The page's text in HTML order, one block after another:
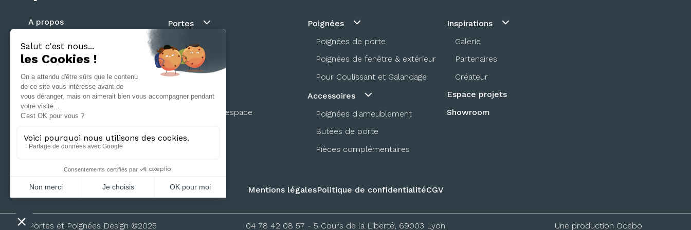
Portes
Battante
Coulissante
Galandage
Séparation d’espace
Poignées
Poignées de porte
Poignées de fenêtre & extérieur
Pour Coulissant et Galandage
Accessoires
Poignées d'ameublement
Butées de porte
Pièces complémentaires
Inspirations
Galerie
Partenaires
Créateur
Espace projets
Showroom
A propos
Contact
Suivez nous
Mentions légalesPolitique de confidentialitéCGV
Portes et Poignées Design ©2025 04 78 42 08 57 - 5 Cours de la Liberté, 69003 Lyon Une production Ocebo